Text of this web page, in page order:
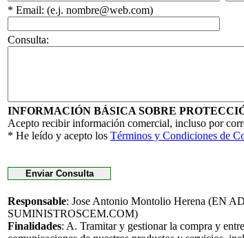
* Email: (e.j. nombre@web.com)
Consulta:
INFORMACIÓN BÁSICA SOBRE
Acepto recibir información comercial, incluso por
* He leído y acepto los Términos y Condiciones de
Responsable: Jose Antonio Montolio Herena (EN
SUMINISTROSCEM.COM)
Finalidades: A. Tramitar y gestionar la compra y